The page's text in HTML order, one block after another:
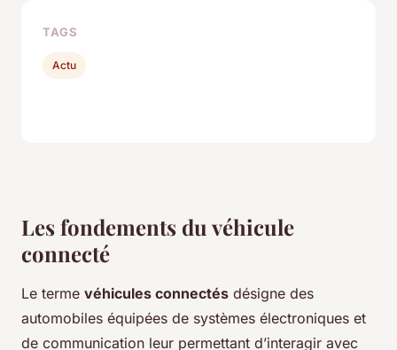
Les fondements du véhicule
connecté
Le terme véhicules connectés désigne des
automobiles équipées de systèmes électroniques et
de communication leur permettant d’interagir avec
TAGS
Actu